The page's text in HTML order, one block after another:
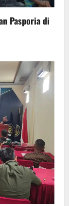
Pasporia di